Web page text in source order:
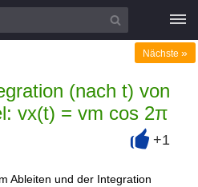
(nach t) von
vx(t) = vm cos 2π
Nächste »
+1
Ableiten und der Integration